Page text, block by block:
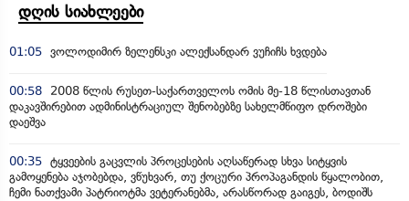
დღის სიახლეები
01:05 ვოლოდიმირ ზელენსკი ალექსანდარ ვუჩიჩს ხვდება
00:58
2008 წლის რუსეთ-საქართველოს ომის მე-18 წლისთავთან
დაკავშირებით ადმინისტრაციულ შენობებზე სახელმწიფო დროშები
დაეშვა
00:35 ტყვეების გაცვლის პროცესების აღსაწერად სხვა სიტყვის
გამოყენება აჯობებდა, ვწუხვარ, თუ ქოცური პროპაგანდის წყალობით,
ჩემი ნათქვამი პატრიოტმა ვეტერანებმა, არასწორად გაიგეს, ბოდიშს